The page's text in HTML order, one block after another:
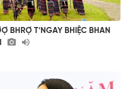
BHRỢ T’NGAY BHIỆC BHAN